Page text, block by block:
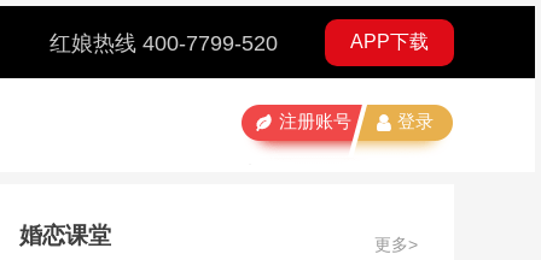
红娘热线 400-7799-520 APP下载
登录
注册账号
婚恋课堂 更多>